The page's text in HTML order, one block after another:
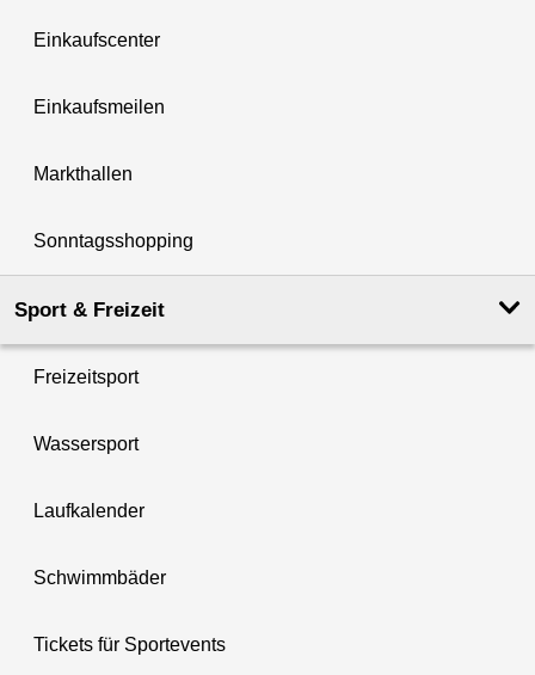
Einkaufscenter
Einkaufsmeilen
Markthallen
Sonntagsshopping
Sport & Freizeit
Freizeitsport
Wassersport
Laufkalender
Schwimmbäder
Tickets für Sportevents